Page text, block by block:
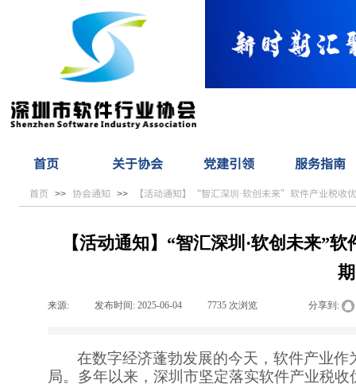
首页 关于协会 党建引领 服务指南
首页 >> 协会通知 >> 【活动通知】“智汇深圳·软创未来”软件产业税收
【活动通知】“智汇深圳·软创未来”
来源: 发布时间: 2025-06-04 7735 次浏览 分享到:
在数字经济蓬勃发展的今天，软件产业
局。 多年以来， 深圳 市坚定落实软件产业税收